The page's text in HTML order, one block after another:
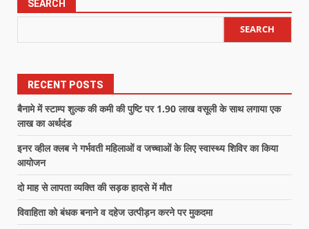
SEARCH
SEARCH
RECENT POSTS
बैनामे में स्टाम्प शुल्क की कमी की पुष्टि पर 1.90 लाख वसूली के साथ लगाया एक
लाख का अर्थदंड
इनर व्हील क्लब ने गर्भवती महिलाओं व जच्चाओं के लिए स्वास्थ्य शिविर का किया
आयोजन
दो माह से लापता व्यक्ति की सड़क हादसे में मौत
विवाहिता को बंधक बनाने व दहेज उत्पीड़न करने पर मुकदमा